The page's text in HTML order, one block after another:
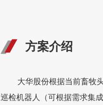
方案介绍
大华股份根据当前畜牧
巡检机器人（可根据需求集